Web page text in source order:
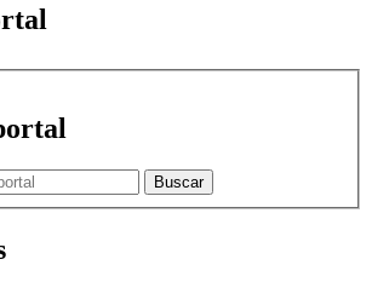
Buscar